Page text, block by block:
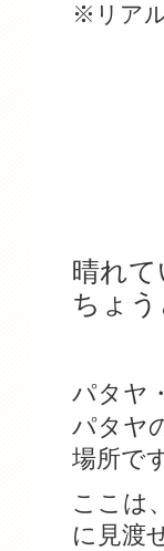
※リア
晴れ
ちょ
パタヤ
パタヤ
場所で
ここは
に見渡